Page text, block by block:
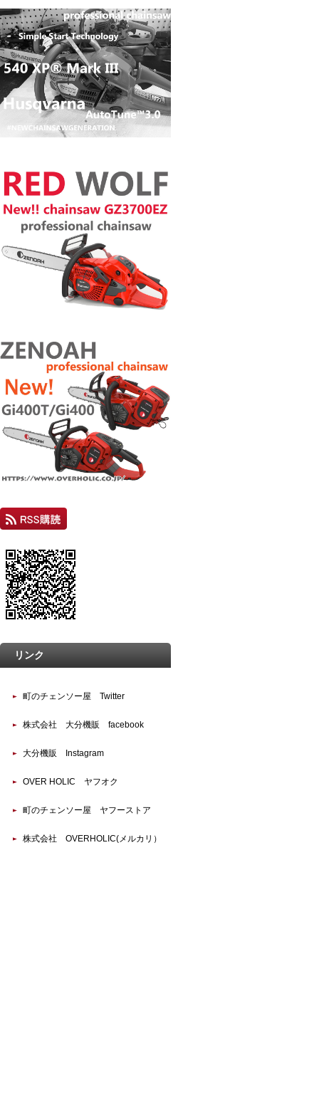
リンク
町のチェンソー屋 Twitter
株式会社 大分機販 facebook
大分機販 Instagram
OVER HOLIC ヤフオク
町のチェンソー屋 ヤフーストア
株式会社 OVERHOLIC(メルカリ）